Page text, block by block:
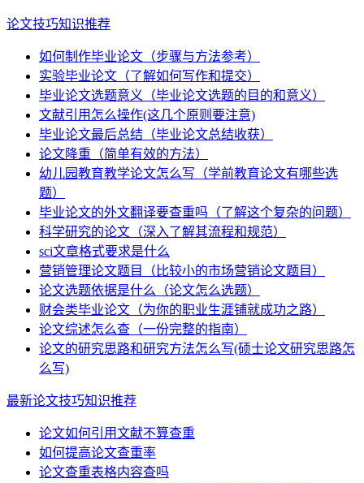
论文技巧知识推荐
如何制作毕业论文（步骤与方法参考）
实验毕业论文（了解如何写作和提交）
毕业论文选题意义（毕业论文选题的目的和意义）
文献引用怎么操作(这几个原则要注意)
毕业论文最后总结（毕业论文总结收获）
论文降重（简单有效的方法）
幼儿园教育教学论文怎么写（学前教育论文有哪些选
题）
毕业论文的外文翻译要查重吗（了解这个复杂的问题）
科学研究的论文（深入了解其流程和规范）
sci文章格式要求是什么
营销管理论文题目（比较小的市场营销论文题目）
论文选题依据是什么（论文怎么选题）
财会类毕业论文（为你的职业生涯铺就成功之路）
论文综述怎么查（一份完整的指南）
论文的研究思路和研究方法怎么写(硕士论文研究思路怎
么写)
最新论文技巧知识推荐
论文如何引用文献不算查重
如何提高论文查重率
论文查重表格内容查吗